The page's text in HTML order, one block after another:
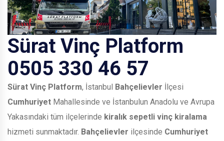
Sürat Vinç Platform
0505 330 46 57
Sürat Vinç Platform, İstanbul Bahçelievler İlçesi
Cumhuriyet Mahallesinde ve İstanbulun Anadolu ve Avrupa
Yakasındaki tüm ilçelerinde kiralık sepetli vinç kiralama
hizmeti sunmaktadır. Bahçelievler ilçesinde Cumhuriyet